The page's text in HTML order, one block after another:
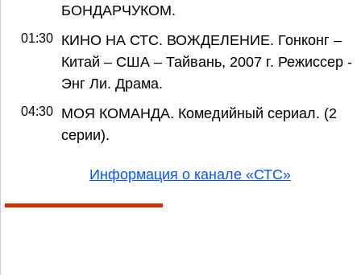
БОНДАРЧУКОМ.
01:30
КИНО НА СТС. ВОЖДЕЛЕНИЕ. Гонконг –
Китай – США – Тайвань, 2007 г. Режиссер -
Энг Ли. Драма.
04:30
МОЯ КОМАНДА. Комедийный сериал. (2
серии).
Информация о канале «СТС»